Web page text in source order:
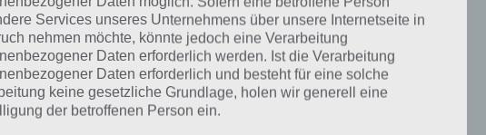
SIMPSONS SPRINGFIELD
BLAUPAUSEN BEIM
MONORAIL EVENT
SAMMELN – SO GEHTS
Services unseres Unternehmens über unsere Internetseite in
nehmen möchte, könnte jedoch eine Verarbeitung
Daten erforderlich werden. Ist die Verarbeitung
Daten erforderlich und besteht für eine solche
keine gesetzliche Grundlage, holen wir generell eine
der betroffenen Person ein.